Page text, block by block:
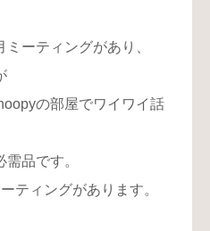
ーティングがあり、
の部屋でワイワイ話
品です。
ティングがあります。